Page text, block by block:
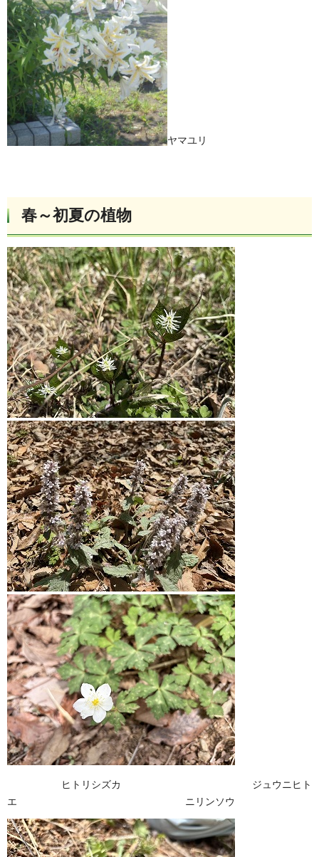
ヤマユリ
春～初夏の植物
ヒトリシズカ ジュウニヒト
エ ニリンソウ